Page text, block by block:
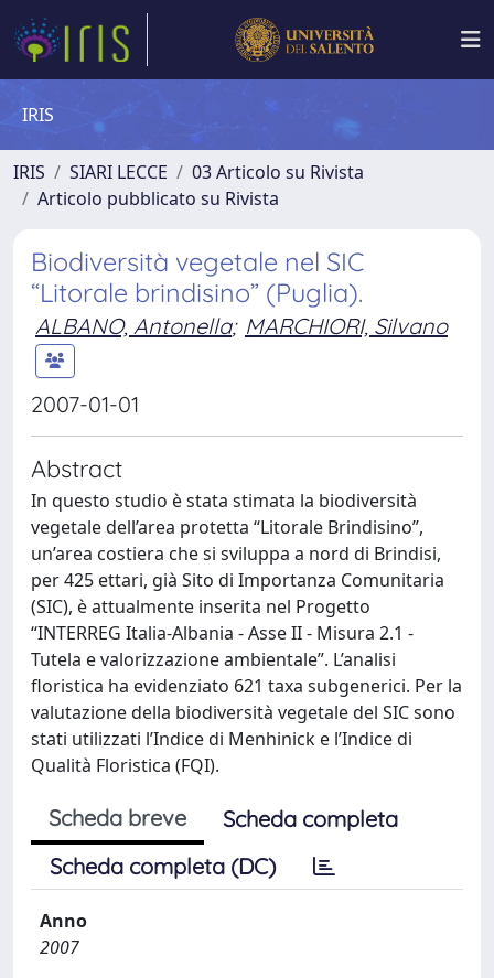
IRIS
IRIS SIARI LECCE
03 Articolo su Rivista
Articolo pubblicato su Rivista
Biodiversità vegetale nel SIC
“Litorale brindisino” (Puglia).
ALBANO, Antonella; MARCHIORI, Silvano
2007-01-01
Abstract
In questo studio è stata stimata la biodiversità
vegetale dell’area protetta “Litorale Brindisino”,
un’area costiera che si sviluppa a nord di Brindisi,
per 425 ettari, già Sito di Importanza Comunitaria
(SIC), è attualmente inserita nel Progetto
“INTERREG Italia-Albania - Asse II - Misura 2.1 -
Tutela e valorizzazione ambientale”. L’analisi
floristica ha evidenziato 621 taxa subgenerici. Per la
valutazione della biodiversità vegetale del SIC sono
stati utilizzati l’Indice di Menhinick e l’Indice di
Qualità Floristica (FQI).
Scheda breve
Scheda completa
Scheda completa (DC)
Anno
2007